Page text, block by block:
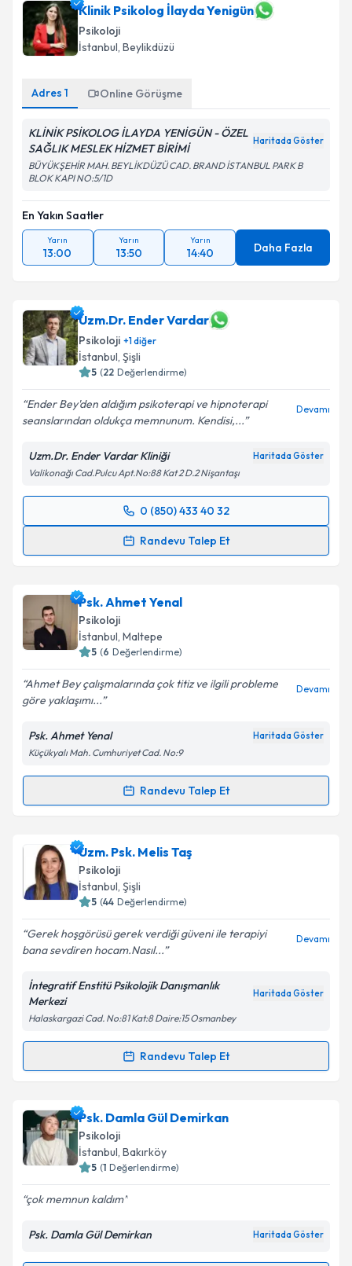
için bir takvim hazırlandığında e-posta ile
bilgilendireceğiz.
E-posta Adresiniz
Kişisel verilerimin işlenmesine ilişkin
Metni'ni okudum ve kişisel verilerimin belirtilen
kapsamda işlenmesini kabul ediyorum.
Klinik Psikolog İlayda Yenigün
Psikoloji
İstanbul, Beylikdüzü
Adres 1 Online Görüşme
KLİNİK PSİKOLOG İLAYDA YENİGÜN - ÖZEL
SAĞLIK MESLEK HİZMET BİRİMİ
Haritada Göster
BÜYÜKŞEHİR MAH. BEYLİKDÜZÜ CAD. BRAND İSTANBUL PARK B
BLOK KAPI NO:5/1D
En Yakın Saatler
Yarın
13:00
Yarın
13:50
Yarın
14:40 Daha Fazla
Uzm.Dr. Ender Vardar
Psikoloji +1diğer
İstanbul, Şişli
5 (22 Değerlendirme)
Ender Bey'den aldığım psikoterapi ve hipnoterapi
seanslarından oldukça memnunum. Kendisi,...
Devamı
Uzm.Dr. Ender Vardar Kliniği Haritada Göster
Valikonağı Cad.Pulcu Apt.No:88 Kat 2 D.2 Nişantaşı
0 (850) 433 40 32
Randevu Talep Et
Randevu Takvimi Talebi
takvim hazırlandığında e-posta ile bilgilendireceğiz.
E-posta Adresiniz
Kişisel verilerimin işlenmesine ilişkin
kapsamda işlenmesini kabul ediyorum.
Takvim Talebini Gönder
Psk. Ahmet Yenal
Psikoloji
İstanbul, Maltepe
5 (6 Değerlendirme)
Ahmet Bey çalışmalarında çok titiz ve ilgili probleme
göre yaklaşımı...
Devamı
Psk. Ahmet Yenal Haritada Göster
Küçükyalı Mah. Cumhuriyet Cad. No:9
Randevu Talep Et
Randevu Takvimi Talebi
Psk. Ahmet Yenaliçin randevu takvimi talebi
oluşturun. Size bu uzmandan randevu almanız için bir
takvim hazırlandığında e-posta ile bilgilendireceğiz.
Kişisel verilerimin işlenmesine ilişkin
Aydınlatma
kapsamda işlenmesini kabul ediyorum.
Takvim Talebini Gönder
Uzm. Psk. Melis Taş
Psikoloji
İstanbul, Şişli
5 (44 Değerlendirme)
Gerek hoşgörüsü gerek verdiği güveni ile terapiyi
bana sevdiren hocam.Nasıl...
Devamı
İntegratif Enstitü Psikolojik Danışmanlık
Merkezi
Haritada Göster
Halaskargazi Cad. No:81 Kat:8 Daire:15 Osmanbey
Randevu Talep Et
Randevu Takvimi Talebi
Uzm. Psk. Melis Taşiçin randevu takvimi talebi
oluşturun. Size bu uzmandan randevu almanız için bir
takvim hazırlandığında e-posta ile bilgilendireceğiz.
Psk. Damla Gül Demirkan
Psikoloji
İstanbul, Bakırköy
5 (1 Değerlendirme)
çok memnun kaldım
Psk. Damla Gül Demirkan Haritada Göster